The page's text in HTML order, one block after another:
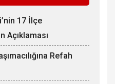
17 İlçe
Açıklaması
Refah